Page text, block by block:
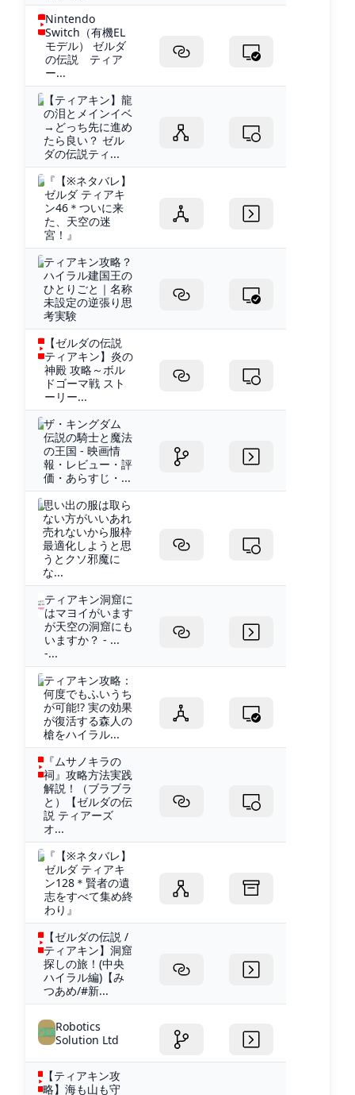
Nintendo
Switch（有機EL
モデル） ゼルダ
の伝説 ティア
ー...
【ティアキン】龍
の泪とメインイベ
→どっち先に進め
たら良い？ ゼル
ダの伝説ティ...
『【※ネタバレ】
ゼルダ ティアキ
ン46＊ついに来
た、天空の迷
宮！』
ティアキン攻略？
ハイラル建国王の
ひとりごと｜名称
未設定の逆張り思
考実験
【ゼルダの伝説
ティアキン】炎の
神殿 攻略～ボル
ドゴーマ戦 スト
ーリー...
ザ・キングダム
伝説の騎士と魔法
の王国 - 映画情
報・レビュー・評
価・あらすじ・...
思い出の服は取ら
ない方がいいあれ
売れないから服枠
最適化しようと思
うとクソ邪魔に
な...
ティアキン洞窟に
はマヨイがいます
が天空の洞窟にも
いますか？ - ...
-...
ティアキン攻略：
何度でもふいうち
が可能!? 実の効果
が復活する森人の
槍をハイラル...
『ムサノキラの
祠』攻略方法実践
解説！（ブラブラ
と）【ゼルダの伝
説 ティアーズ
オ...
『【※ネタバレ】
ゼルダ ティアキ
ン128＊賢者の遺
志をすべて集め終
わり』
【ゼルダの伝説 /
ティアキン】洞窟
探しの旅！(中央
ハイラル編)【み
つあめ/#新...
Robotics
Solution Ltd
【ティアキン攻
略】海も山も守